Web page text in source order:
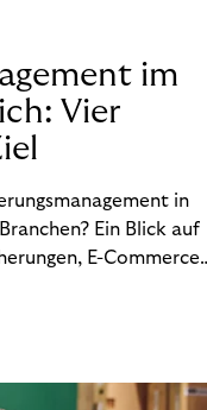
im
Vier
in
Ein Blick auf
E-Commerce
keine